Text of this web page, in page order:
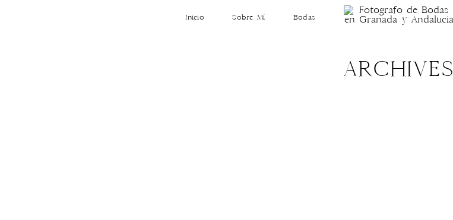
Inicio Sobre Mí Bodas
ARCHIVES